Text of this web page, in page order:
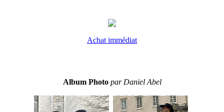
Achat immédiat
Album Photo par Daniel Abel